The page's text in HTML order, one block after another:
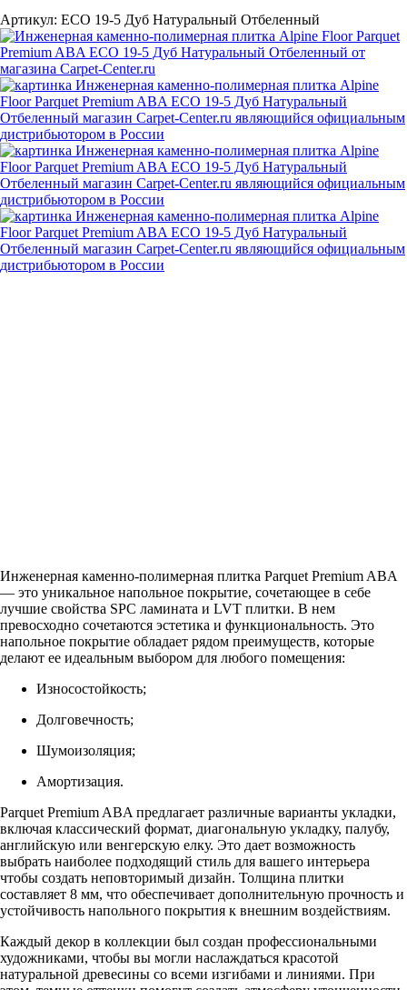
Артикул: ECO 19-5 Дуб Натуральный Отбеленный
Инженерная каменно-полимерная плитка Parquet Premium ABA
— это уникальное напольное покрытие, сочетающее в себе
лучшие свойства SPC ламината и LVT плитки. В нем
превосходно сочетаются эстетика и функциональность. Это
напольное покрытие обладает рядом преимуществ, которые
делают ее идеальным выбором для любого помещения:
Износостойкость;
Долговечность;
Шумоизоляция;
Амортизация.
Parquet Premium ABA предлагает различные варианты укладки,
включая классический формат, диагональную укладку, палубу,
английскую или венгерскую елку. Это дает возможность
выбрать наиболее подходящий стиль для вашего интерьера
чтобы создать неповторимый дизайн. Толщина плитки
составляет 8 мм, что обеспечивает дополнительную прочность и
устойчивость напольного покрытия к внешним воздействиям.
Каждый декор в коллекции был создан профессиональными
художниками, чтобы вы могли наслаждаться красотой
натуральной древесины со всеми изгибами и линиями. При